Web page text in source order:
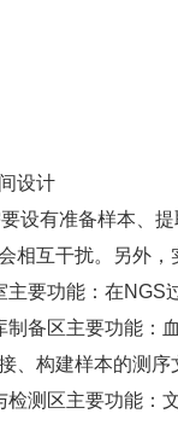
设计
设有准备样本、
相互干扰。另外
主要功能：在NGS
制备区主要功能：
、构建样本的测序
检测区主要功能：